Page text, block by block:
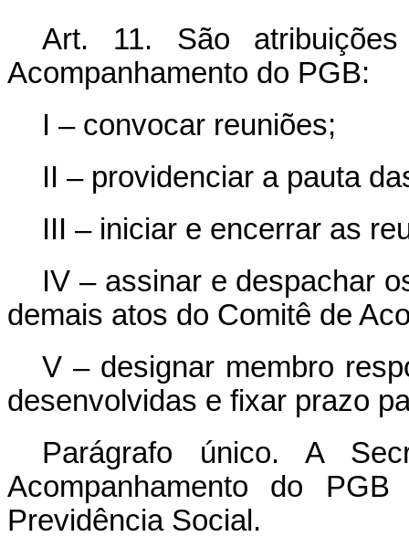
Art. 11. São
Acompanhamento do PGB:
I – convocar reuniões;
II – providenciar a pauta
III – iniciar e encerrar as
IV – assinar e despachar
demais atos do Comitê de
V – designar membro
desenvolvidas e fixar prazo
Parágrafo único. A
Acompanhamento do
Previdência Social.